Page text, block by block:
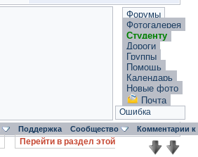
Форумы
Фотогалерея
Студенту
Дороги
Группы
Помощь
Календарь
Новые фото
Почта
Ошибка
Поддержка Сообщество Комментарии
Перейти в раздел этой